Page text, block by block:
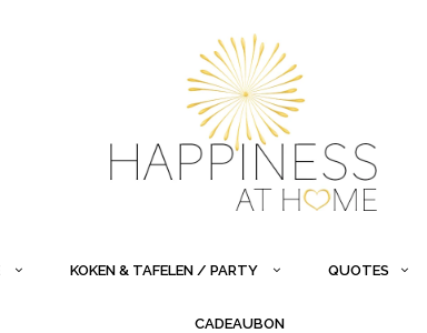
KOKEN & TAFELEN / PARTY QUOTES
CADEAUBON